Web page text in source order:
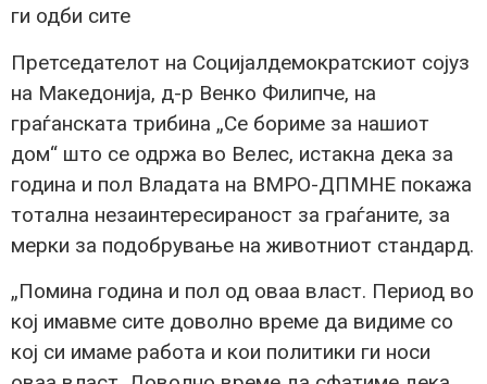
ги одби сите
Претседателот на Социјалдемократскиот сојуз
на Македонија, д-р Венко Филипче, на
граѓанската трибина „Се бориме за нашиот
дом“ што се одржа во Велес, истакна дека за
година и пол Владата на ВМРО-ДПМНЕ покажа
тотална незаинтересираност за граѓаните, за
мерки за подобрување на животниот стандард.
„Помина година и пол од оваа власт. Период во
кој имавме сите доволно време да видиме со
кој си имаме работа и кои политики ги носи